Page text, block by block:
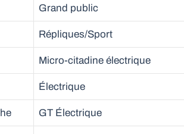
Grand public
Répliques/Sport
Micro-citadine électrique
Électrique
GT Électrique